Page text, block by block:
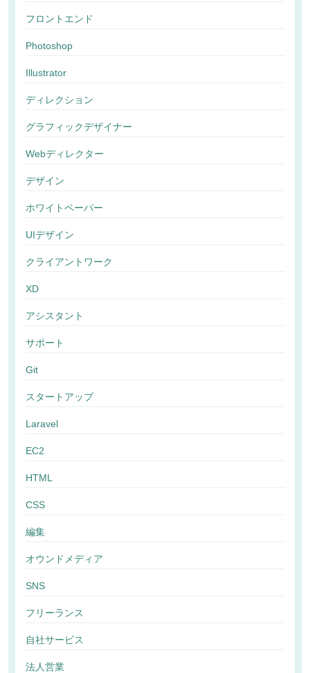
フロントエンド
Photoshop
Illustrator
ディレクション
グラフィックデザイナー
Webディレクター
デザイン
ホワイトペーパー
UIデザイン
クライアントワーク
XD
アシスタント
サポート
Git
スタートアップ
Laravel
EC2
HTML
CSS
編集
オウンドメディア
SNS
フリーランス
自社サービス
法人営業